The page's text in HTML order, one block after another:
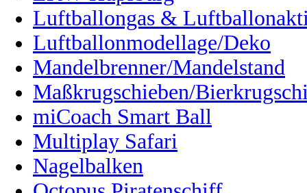
Luftballongas &
Luftballonmodellage/Deko
Mandelbrenner/Mandelstand
Maßkrugschieben/
miCoach Smart Ball
Multiplay Safari
Nagelbalken